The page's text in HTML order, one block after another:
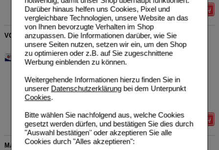
Darüber hinaus helfen uns Cookies, Pixel und
vergleichbare Technologien, unsere Website an das
von Ihnen bevorzugte Verhalten im Shop
anzupassen. Die Informationen darüber, wie Sie
unsere Seiten nutzen, setzen wir ein, um den Shop
zu optimieren oder z.B. auf Sie zugeschnittene
Werbung einblenden zu können.
Weitergehende Informationen hierzu finden Sie in
unserer Datenschutzerklärungbei dem Unterpunkt
Cookies.
Bitte wählen Sie nachfolgend aus, welche Cookies
gesetzt werden dürfen, und bestätigen Sie dies durch
"Auswahl bestätigen" oder akzeptieren Sie alle
Cookies durch "Alles akzeptieren":
Details
VOLTAREN Schmerzgel forte 23,2 mg/g
Haleon Germany GmbH
11240397
180 g Gel
AVP***
Unser Preis
Grundpreis
130,22 €
Max. Abgabe:
Details
MAGNESIUM VERLA N Dragees